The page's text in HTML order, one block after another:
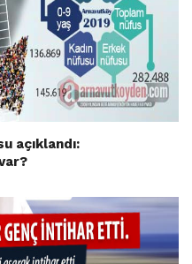
açıklandı: